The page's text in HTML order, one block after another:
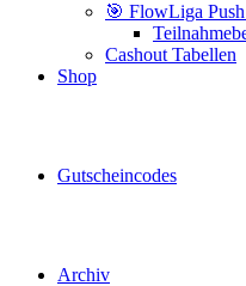
🎯 FlowLiga
Cashout Tabellen
Shop
Gutscheincodes
Archiv